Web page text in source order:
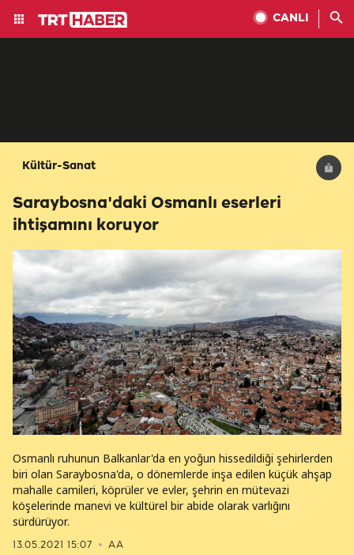
CANLI
Kültür-Sanat
Saraybosna'daki Osmanlı eserleri
ihtişamını koruyor
13.05.2021 15:07 AA
Osmanlı ruhunun Balkanlar'da en yoğun hissedildiği şehirlerden
biri olan Saraybosna'da, o dönemlerde inşa edilen küçük ahşap
mahalle camileri, köprüler ve evler, şehrin en mütevazi
köşelerinde manevi ve kültürel bir abide olarak varlığını
sürdürüyor.